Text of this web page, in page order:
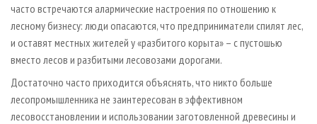
часто встречаются алармические настроения по отношению к
лесному бизнесу: люди опасаются, что предприниматели спилят лес,
и оставят местных жителей у «разбитого корыта» – с пустошью
вместо лесов и разбитыми лесовозами дорогами.
Достаточно часто приходится объяснять, что никто больше
лесопромышленника не заинтересован в эффективном
лесовосстановлении и использовании заготовленной древесины и